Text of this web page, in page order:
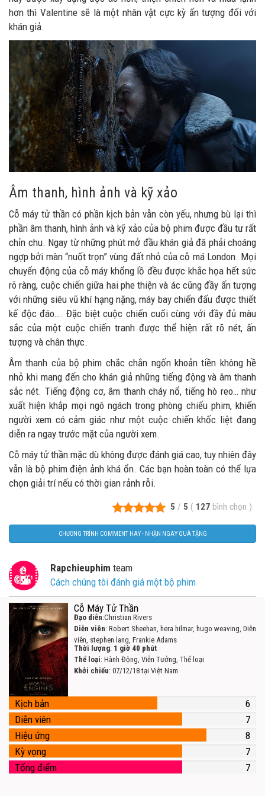
hơn thì Valentine sẽ là một nhân vật cực kỳ ấn tượng đối với
khán giả.
Âm thanh, hình ảnh và kỹ xảo
Cỗ máy tử thần có phần kịch bản vẫn còn yếu, nhưng bù lại thì
phần âm thanh, hình ảnh và kỹ xảo của bộ phim được đầu tư rất
chỉn chu. Ngay từ những phút mở đầu khán giả đã phải choáng
ngợp bởi màn “nuốt trọn” vùng đất nhỏ của cỗ má London. Mọi
chuyển động của cỗ máy khổng lồ đều được khắc họa hết sức
rõ ràng, cuộc chiến giữa hai phe thiện và ác cũng đầy ấn tượng
với những siêu vũ khí hạng nặng, máy bay chiến đấu được thiết
kế độc đáo…. Đặc biệt cuộc chiến cuối cùng với đầy đủ màu
sắc của một cuộc chiến tranh được thể hiện rất rõ nét, ấn
tượng và chân thực.
Âm thanh của bộ phim chắc chắn ngốn khoản tiền không hề
nhỏ khi mang đến cho khán giả những tiếng động và âm thanh
sắc nét. Tiếng động cơ, âm thanh cháy nổ, tiếng hò reo… như
xuất hiện khắp mọi ngõ ngách trong phòng chiếu phim, khiến
người xem có cảm giác như một cuộc chiến khốc liệt đang
diễn ra ngay trước mặt của người xem.
Cỗ máy tử thần mặc dù không được đánh giá cao, tuy nhiên đây
vẫn là bộ phim điện ảnh khá ổn. Các bạn hoàn toàn có thể lựa
chọn giải trí nếu có thời gian rảnh rỗi.
5 / 5 ( 127 bình chọn )
CHƯƠNG TRÌNH COMMENT HAY - NHẬN NGAY QUÀ TẶNG
Rapchieuphim team
Cách chúng tôi đánh giá một bộ phim
Cỗ Máy Tử Thần
Đạo diễn:Christian Rivers
Diễn viên: Robert Sheehan, hera hilmar, hugo weaving, Diễn
viên, stephen lang, Frankie Adams
Thời lượng: 1 giờ 40 phút
Thể loại: Hành Động, Viễn Tưởng, Thể loại
Khởi chiếu: 07/12/18 tại Việt Nam
Kịch bản
6
Diễn viên
7
Hiệu ứng
8
Kỳ vọng
7
Tổng điểm
7